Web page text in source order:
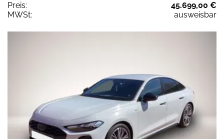
Preis:
45.699,00 €
MWSt:
ausweisbar